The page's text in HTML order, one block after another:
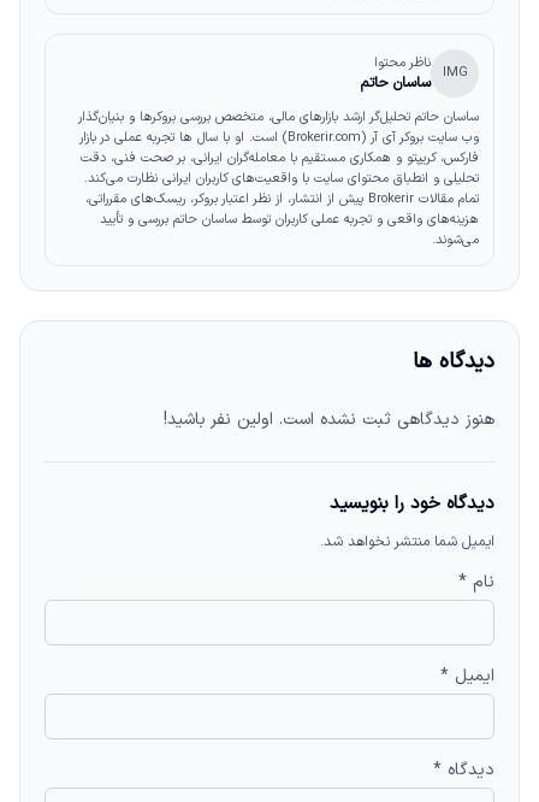
IMG ناظر محتوا
ساسان حاتم
ساسان حاتم تحلیل‌گر ارشد بازارهای مالی، متخصص بررسی بروکرها و بنیان‌گذار
وب‌ سایت بروکر آی آر (Brokerir.com) است. او با سال‌ ها تجربه عملی در بازار
فارکس، کریپتو و همکاری مستقیم با معامله‌گران ایرانی، بر صحت فنی، دقت
تحلیلی و انطباق محتوای سایت با واقعیت‌های کاربران ایرانی نظارت می‌کند.
تمام مقالات Brokerir پیش از انتشار، از نظر اعتبار بروکر، ریسک‌های مقرراتی،
هزینه‌های واقعی و تجربه عملی کاربران توسط ساسان حاتم بررسی و تأیید
می‌شوند.
دیدگاه ها
هنوز دیدگاهی ثبت نشده است. اولین نفر باشید!
دیدگاه خود را بنویسید
ایمیل شما منتشر نخواهد شد.
نام *
ایمیل *
دیدگاه *